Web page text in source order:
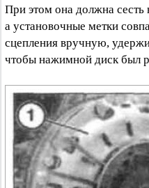
При этом она должна
а установочные метки
сцепления вручную,
чтобы нажимной диск был